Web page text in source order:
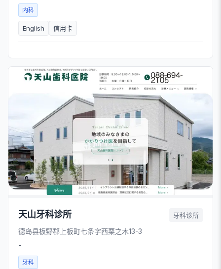
内科
English 信用卡
天山牙科诊所 牙科诊所
德岛县板野郡上板町七条字西栗之木13-3
-
牙科